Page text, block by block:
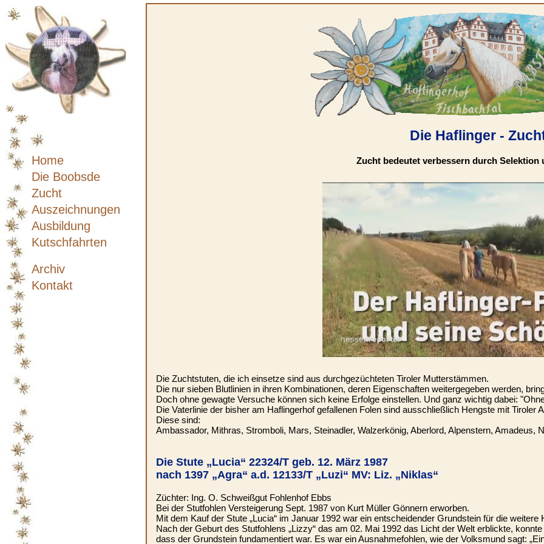
Home
Die Boobsde
Zucht
Auszeichnungen
Ausbildung
Kutschfahrten
Archiv
Kontakt
Die Haflinger -
Zucht bedeutet verbessern durch Selektion
Die Zuchtstuten, die ich einsetze sind aus durchgezüchteten Tiroler Mutterstämmen.
Die nur sieben Blutlinien in ihren Kombinationen, deren Eigenschaften weitergegeben werden,
Doch ohne gewagte Versuche können sich keine Erfolge einstellen. Und ganz wichtig dabei:
Die Vaterlinie der bisher am Haflingerhof gefallenen Folen sind ausschließlich Hengste mit Tiroler
Diese sind:
Ambassador, Mithras, Stromboli, Mars, Steinadler, Walzerkönig, Aberlord, Alpenstern, Amadeus,
Die Stute „Lucia“ 22324/T geb. 12. März 1987
nach 1397 „Agra“ a.d. 12133/T „Luzi“ MV: Liz. „Niklas“
Züchter: Ing. O. Schweißgut Fohlenhof Ebbs
Bei der Stutfohlen Versteigerung Sept. 1987 von Kurt Müller Gönnern erworben.
Mit dem Kauf der Stute „Lucia“ im Januar 1992 war ein entscheidender Grundstein für die weitere
Nach der Geburt des Stutfohlens „Lizzy“ das am 02. Mai 1992 das Licht der Welt erblickte,
dass der Grundstein fundamentiert war. Es war ein Ausnahmefohlen, wie der Volksmund sagt: